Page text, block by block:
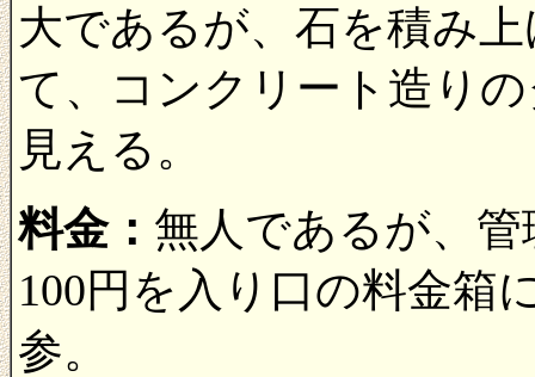
大であるが、石を積み
て、コンクリート造り
見える。
料金： 無人であるが、
100円を入り口の料金箱
参。